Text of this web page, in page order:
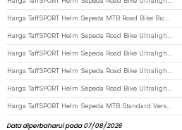
Data diperbaharui pada 07/08/2026